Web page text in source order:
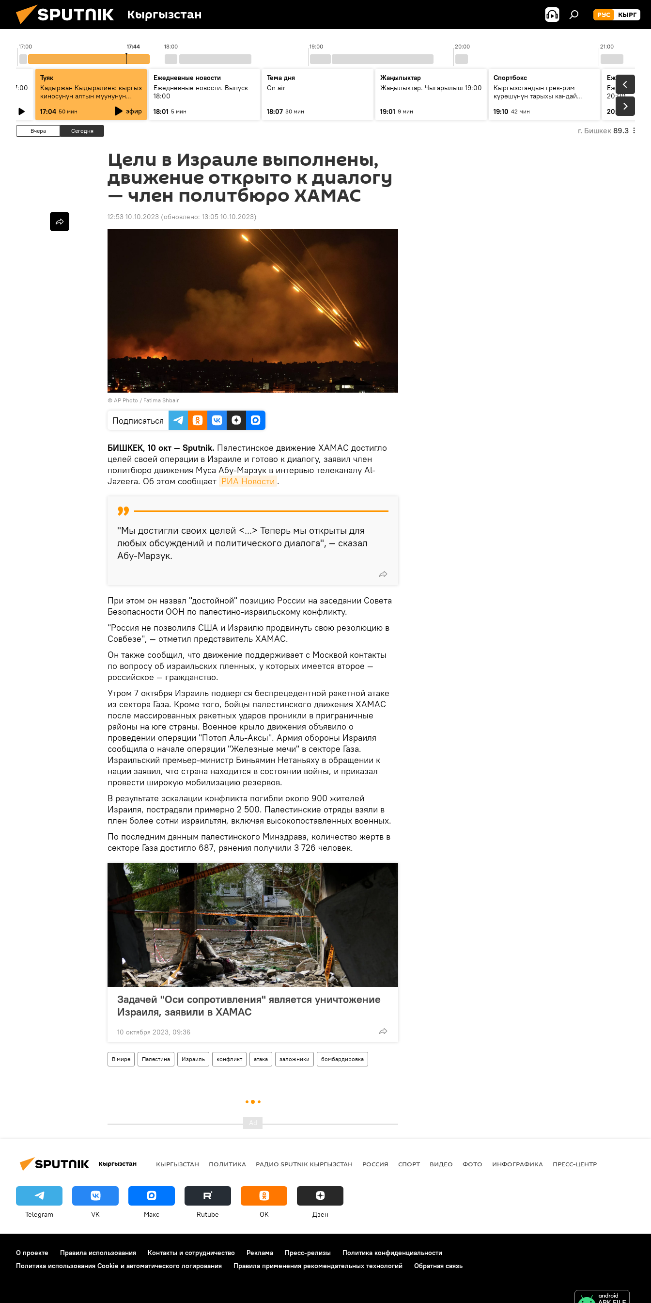
Кыргызстан РУС КЫРГ
17:00 18:00 19:00 20:00 21:00
17:44
17:00
Туяк
Кадыржан Кыдыралиев: кыргыз
киносунун алтын муунунун
17:04 50 мин эфир
Ежедневные новости
Ежедневные новости. Выпуск
18:00
18:01 5 мин
Тема дня
On air
18:07 30 мин
Жаңылыктар
Жаңылыктар. Чыгарылыш 19:00
19:01 9 мин
Спортбокс
Кыргызстандын грек-рим
күрөшүнүн тарыхы кандай
19:10 42 мин
Ежедневные
Ежедневные
20:00
20:01
Вчера Сегодня г. Бишкек 89.3
Цели в Израиле выполнены,
движение открыто к диалогу
— член политбюро ХАМАС
12:53 10.10.2023 (обновлено: 13:05 10.10.2023)
© AP Photo / Fatima Shbair
Подписаться
БИШКЕК, 10 окт — Sputnik. Палестинское движение ХАМАС достигло
целей своей операции в Израиле и готово к диалогу, заявил член
политбюро движения Муса Абу-Марзук в интервью телеканалу Al-
Jazeera. Об этом сообщает РИА Новости .
"Мы достигли своих целей <...> Теперь мы открыты для
любых обсуждений и политического диалога", — сказал
Абу-Марзук.
При этом он назвал "достойной" позицию России на заседании Совета
Безопасности ООН по палестино-израильскому конфликту.
"Россия не позволила США и Израилю продвинуть свою резолюцию в
Совбезе", — отметил представитель ХАМАС.
Он также сообщил, что движение поддерживает с Москвой контакты
по вопросу об израильских пленных, у которых имеется второе —
российское — гражданство.
Утром 7 октября Израиль подвергся беспрецедентной ракетной атаке
из сектора Газа. Кроме того, бойцы палестинского движения ХАМАС
после массированных ракетных ударов проникли в приграничные
районы на юге страны. Военное крыло движения объявило о
проведении операции "Потоп Аль-Аксы". Армия обороны Израиля
сообщила о начале операции "Железные мечи" в секторе Газа.
Израильский премьер-министр Биньямин Нетаньяху в обращении к
нации заявил, что страна находится в состоянии войны, и приказал
провести широкую мобилизацию резервов.
В результате эскалации конфликта погибли около 900 жителей
Израиля, пострадали примерно 2 500. Палестинские отряды взяли в
плен более сотни израильтян, включая высокопоставленных военных.
По последним данным палестинского Минздрава, количество жертв в
секторе Газа достигло 687, ранения получили 3 726 человек.
Задачей "Оси сопротивления" является уничтожение
Израиля, заявили в ХАМАС
10 октября 2023, 09:36
В мире Палестина Израиль конфликт атака заложники бомбардировка
Кыргызстан КЫРГЫЗСТАН ПОЛИТИКА РАДИО SPUTNIK КЫРГЫЗСТАН РОССИЯ СПОРТ ВИДЕО ФОТО ИНФОГРАФИКА ПРЕСС-ЦЕНТР
Telegram VK Макс Rutube OK Дзен
О проекте Правила использования Контакты и сотрудничество Реклама Пресс-релизы
Политика конфиденциальности
Политика использования Cookie и автоматического логирования
Правила применения рекомендательных технологий Обратная связь